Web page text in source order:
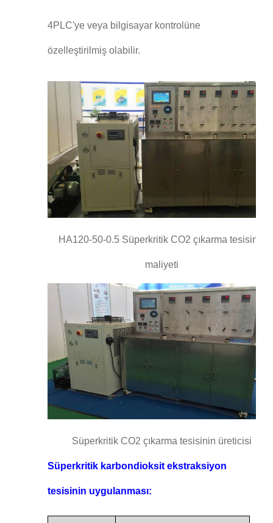
4PLC'ye veya bilgisayar kontrolüne
özelleştirilmiş olabilir.
HA120-50-0.5 Süperkritik CO2 çıkarma tesisinin
maliyeti
Süperkritik CO2 çıkarma tesisinin üreticisi
Süperkritik karbondioksit ekstraksiyon
tesisinin uygulanması: